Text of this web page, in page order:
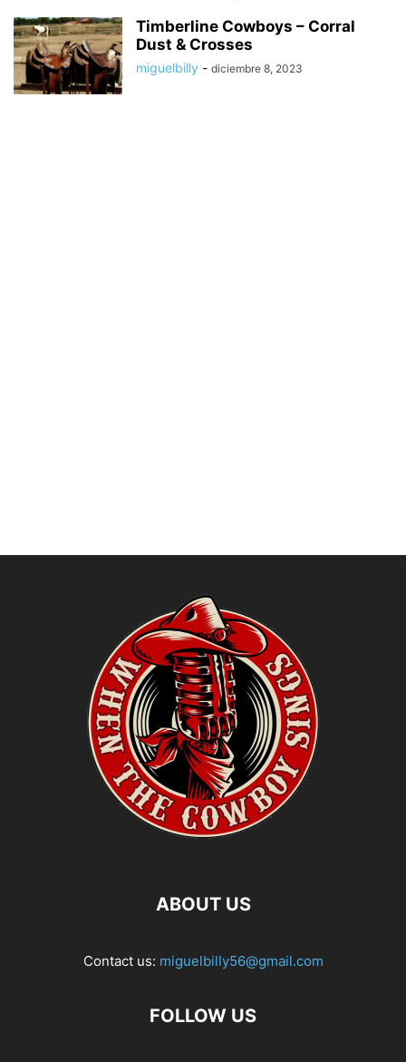
Timberline Cowboys – Corral
Dust & Crosses
miguelbilly - diciembre 8, 2023
ABOUT US
Contact us: miguelbilly56@gmail.com
FOLLOW US